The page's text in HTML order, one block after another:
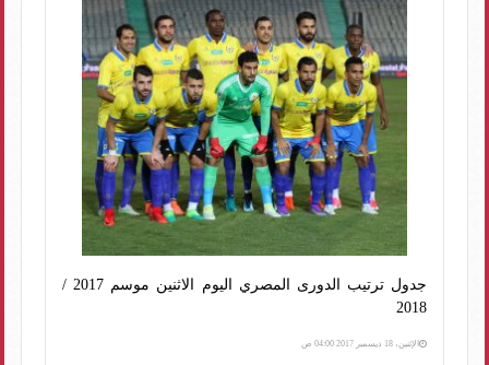
جدول ترتيب الدورى المصري اليوم الاثنين موسم 2017 /
2018
الإثنين، 18 ديسمبر 2017 04:00 ص